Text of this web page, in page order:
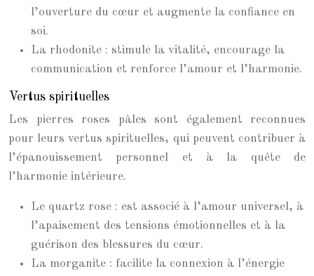
l’ouverture du cœur et augmente la confiance en
soi.
La rhodonite : stimule la vitalité, encourage la
communication et renforce l’amour et l’harmonie.
Vertus spirituelles
Les pierres roses pâles sont également reconnues
pour leurs vertus spirituelles, qui peuvent contribuer à
l’épanouissement personnel et à la quête de
l’harmonie intérieure.
Le quartz rose : est associé à l’amour universel, à
l’apaisement des tensions émotionnelles et à la
guérison des blessures du cœur.
La morganite : facilite la connexion à l’énergie